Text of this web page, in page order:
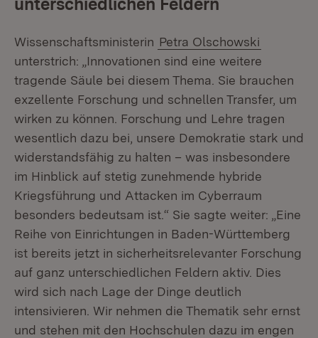
Wissenschaftsministerin Petra Olschowski
unterstrich: „Innovationen sind eine weitere
tragende Säule bei diesem Thema. Sie brauchen
exzellente Forschung und schnellen Transfer, um
wirken zu können. Forschung und Lehre tragen
wesentlich dazu bei, unsere Demokratie stark und
widerstandsfähig zu halten – was insbesondere
im Hinblick auf stetig zunehmende hybride
Kriegsführung und Attacken im Cyberraum
besonders bedeutsam ist.“ Sie sagte weiter: „Eine
Reihe von Einrichtungen in Baden-Württemberg
ist bereits jetzt in sicherheitsrelevanter Forschung
auf ganz unterschiedlichen Feldern aktiv. Dies
wird sich nach Lage der Dinge deutlich
intensivieren. Wir nehmen die Thematik sehr ernst
und stehen mit den Hochschulen dazu im engen